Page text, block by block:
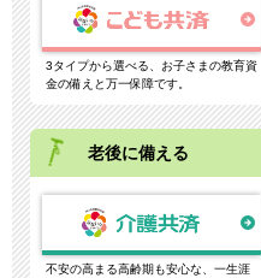
3タイプから選べる、お子さまの教育資
金の備えと万一保障です。
老後に備える
不安の高まる高齢期も安心な、一生涯